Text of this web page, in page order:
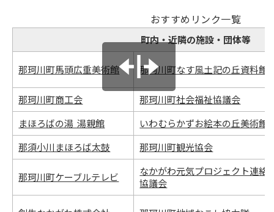
おすすめリンク一覧
町内・近隣の施設・団体等
那珂川町馬頭広重美術館 那珂川町なす風土記の丘資料館
那珂川町商工会
那珂川町社会福祉協議会
まほろばの湯 湯親館
いわむらかずお絵本の丘美術館
那須小川まほろば太鼓
那珂川町観光協会
那珂川町ケーブルテレビ
なかがわ元気プロジェクト連絡
協議会